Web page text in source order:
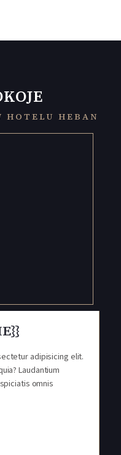
HOTELU HEBAN
adipisicing elit.
Laudantium
omnis